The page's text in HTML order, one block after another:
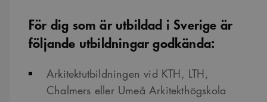
För dig som är utbildad i Sverige är
följande utbildningar godkända:
Arkitektutbildningen vid KTH, LTH,
Chalmers eller Umeå Arkitekthögskola